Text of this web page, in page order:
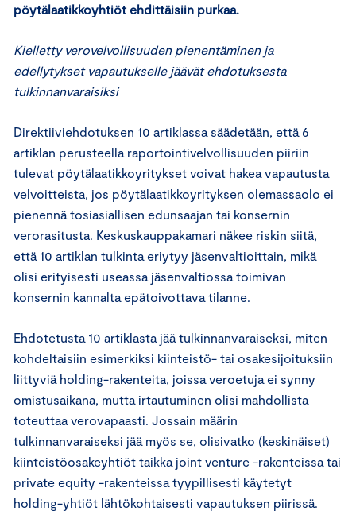
pöytälaatikkoyhtiöt ehdittäisiin purkaa.
Kielletty verovelvollisuuden pienentäminen ja
edellytykset vapautukselle jäävät ehdotuksesta
tulkinnanvaraisiksi
Direktiiviehdotuksen 10 artiklassa säädetään, että 6
artiklan perusteella raportointivelvollisuuden piiriin
tulevat pöytälaatikkoyritykset voivat hakea vapautusta
velvoitteista, jos pöytälaatikkoyrityksen olemassaolo ei
pienennä tosiasiallisen edunsaajan tai konsernin
verorasitusta. Keskuskauppakamari näkee riskin siitä,
että 10 artiklan tulkinta eriytyy jäsenvaltioittain, mikä
olisi erityisesti useassa jäsenvaltiossa toimivan
konsernin kannalta epätoivottava tilanne.
Ehdotetusta 10 artiklasta jää tulkinnanvaraiseksi, miten
kohdeltaisiin esimerkiksi kiinteistö- tai osakesijoituksiin
liittyviä holding-rakenteita, joissa veroetuja ei synny
omistusaikana, mutta irtautuminen olisi mahdollista
toteuttaa verovapaasti. Jossain määrin
tulkinnanvaraiseksi jää myös se, olisivatko (keskinäiset)
kiinteistöosakeyhtiöt taikka joint venture -rakenteissa tai
private equity -rakenteissa tyypillisesti käytetyt
holding-yhtiöt lähtökohtaisesti vapautuksen piirissä.